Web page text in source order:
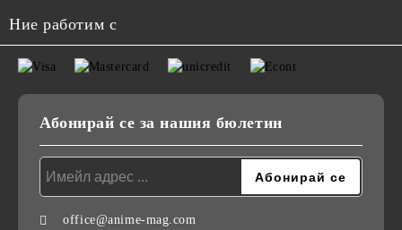
Ние работим с
Абонирай се за нашия бюлетин
office@anime-mag.com